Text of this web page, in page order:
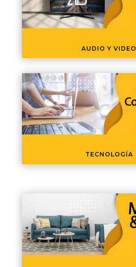
AUDIO Y VIDEO
TECNOLOGÍA